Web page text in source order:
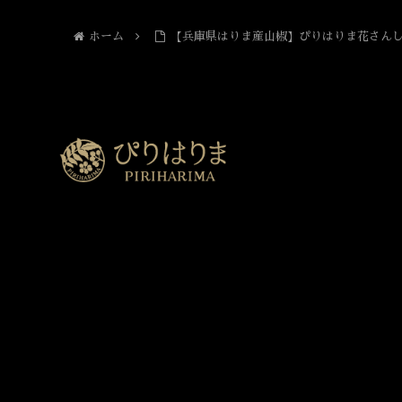
ホーム 【兵庫県はりま産山椒】ぴりはりま花さん